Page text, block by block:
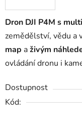
Dron DJI P4M s
zemědělství, vědu a
map aživým
ovládání dronu i
Dostupnost
Kód: